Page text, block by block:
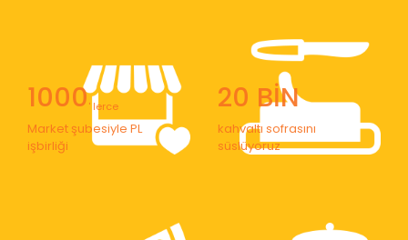
1000' lerce
Market şubesiyle PL
işbirliği
20 BİN
kahvaltı sofrasını
süslüyoruz